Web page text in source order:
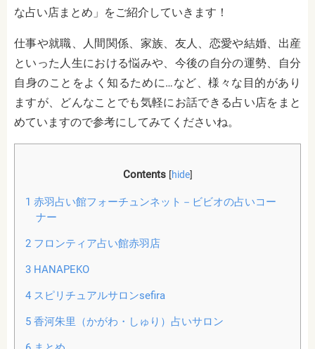
な占い店まとめ」をご紹介していきます！
仕事や就職、人間関係、家族、友人、恋愛や結婚、出産
といった人生における悩みや、今後の自分の運勢、自分
自身のことをよく知るために…など、様々な目的があり
ますが、どんなことでも気軽にお話できる占い店をまと
めていますので参考にしてみてくださいね。
Contents [hide]
1 赤羽占い館フォーチュンネット－ビビオの占いコー
ナー
2フロンティア占い館赤羽店
3HANAPEKO
4スピリチュアルサロンsefira
5香河朱里（かがわ・しゅり）占いサロン